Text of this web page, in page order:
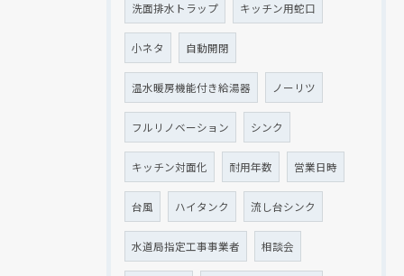
洗面排水トラップ キッチン用蛇口
小ネタ 自動開閉
温水暖房機能付き給湯器 ノーリツ
フルリノベーション シンク
キッチン対面化 耐用年数 営業日時
台風 ハイタンク 流し台シンク
水道局指定工事事業者 相談会